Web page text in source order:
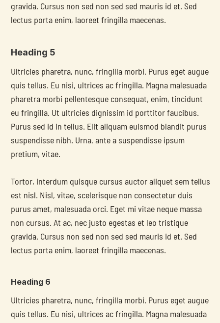
gravida. Cursus non sed non sed sed mauris id et. Sed
lectus porta enim, laoreet fringilla maecenas.
Heading 5
Ultricies pharetra, nunc, fringilla morbi. Purus eget augue
quis tellus. Eu nisi, ultrices ac fringilla. Magna malesuada
pharetra morbi pellentesque consequat, enim, tincidunt
eu fringilla. Ut ultricies dignissim id porttitor faucibus.
Purus sed id in tellus. Elit aliquam euismod blandit purus
suspendisse nibh. Urna, ante a suspendisse ipsum
pretium, vitae.
Tortor, interdum quisque cursus auctor aliquet sem tellus
est nisl. Nisl, vitae, scelerisque non consectetur duis
purus amet, malesuada orci. Eget mi vitae neque massa
non cursus. At ac, nec justo egestas et leo tristique
gravida. Cursus non sed non sed sed mauris id et. Sed
lectus porta enim, laoreet fringilla maecenas.
Heading 6
Ultricies pharetra, nunc, fringilla morbi. Purus eget augue
quis tellus. Eu nisi, ultrices ac fringilla. Magna malesuada